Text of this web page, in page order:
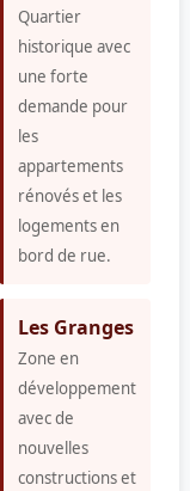
Quartier
historique avec
une forte
demande pour
les
appartements
rénovés et les
logements en
bord de rue.
Les Granges
Zone en
développement
avec de
nouvelles
constructions et